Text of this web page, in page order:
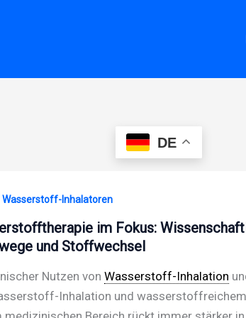
DE
Wasserstoff-Inhalatoren
im Fokus:
und Stoffwechsel
Nutzen von Wasserstoff-Inhalation
Inhalation und